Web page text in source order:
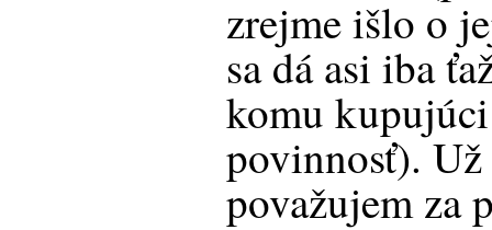
zrejme išlo o
sa dá asi iba
komu
povinnosť).
považujem za